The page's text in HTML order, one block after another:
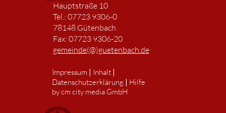
Hauptstraße 10
Tel.: 07723 9306-0
78148 Gütenbach
Fax: 07723 9306-20
gemeinde(@)guetenbach.de
Impressum | Inhalt|
Datenschutzerklärung | Hilfe
by cm city media GmbH